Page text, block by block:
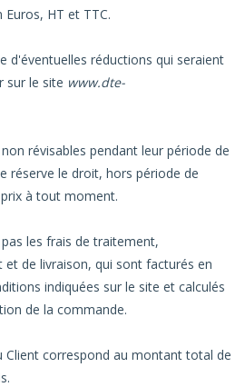
HT et TTC.
d'éventuelles réductions qui seraient
sur le site www.dte-
révisables pendant leur période de
réserve le droit, hors période de
à tout moment.
les frais de traitement,
de livraison, qui sont facturés en
indiquées sur le site et calculés
de la commande.
Client correspond au montant total de